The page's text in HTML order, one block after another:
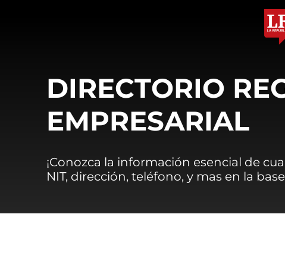
DIRECTORIO
EMPRESARIAL
¡Conozca la información esencial de
NIT, dirección, teléfono, y mas en la